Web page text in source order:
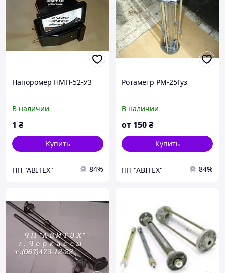
Напоромер НМП-52-У3
В наличии
1 ₴
Купить
ПП "АВІТЕХ" 84%
Ротаметр РМ-25Гуз
В наличии
от 150₴
Купить
ПП "АВІТЕХ" 84%